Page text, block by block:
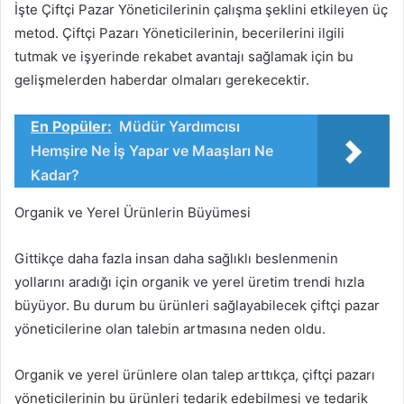
İşte Çiftçi Pazar Yöneticilerinin çalışma şeklini etkileyen üç
metod. Çiftçi Pazarı Yöneticilerinin, becerilerini ilgili
tutmak ve işyerinde rekabet avantajı sağlamak için bu
gelişmelerden haberdar olmaları gerekecektir.
En Popüler: Müdür Yardımcısı
Hemşire Ne İş Yapar ve Maaşları Ne
Kadar?
Organik ve Yerel Ürünlerin Büyümesi
Gittikçe daha fazla insan daha sağlıklı beslenmenin
yollarını aradığı için organik ve yerel üretim trendi hızla
büyüyor. Bu durum bu ürünleri sağlayabilecek çiftçi pazar
yöneticilerine olan talebin artmasına neden oldu.
Organik ve yerel ürünlere olan talep arttıkça, çiftçi pazarı
yöneticilerinin bu ürünleri tedarik edebilmesi ve tedarik